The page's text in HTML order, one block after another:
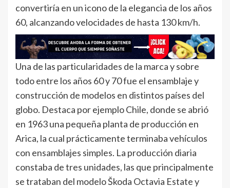
convertiría en un icono de la elegancia de los años
60, alcanzando velocidades de hasta 130 km/h.
Una de las particularidades de la marca y sobre
todo entre los años 60 y 70 fue el ensamblaje y
construcción de modelos en distintos países del
globo. Destaca por ejemplo Chile, donde se abrió
en 1963 una pequeña planta de producción en
Arica, la cual prácticamente terminaba vehículos
con ensamblajes simples. La producción diaria
constaba de tres unidades, las que principalmente
se trataban del modelo Škoda Octavia Estate y